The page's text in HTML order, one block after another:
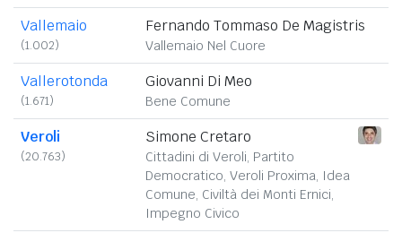
Vallemaio
(1.002)
Fernando Tommaso De Magistris
Vallemaio Nel Cuore
Vallerotonda
(1.671)
Giovanni Di Meo
Bene Comune
Veroli
(20.763)
Simone Cretaro
Cittadini di Veroli, Partito
Democratico, Veroli Proxima, Idea
Comune, Civiltà dei Monti Ernici,
Impegno Civico